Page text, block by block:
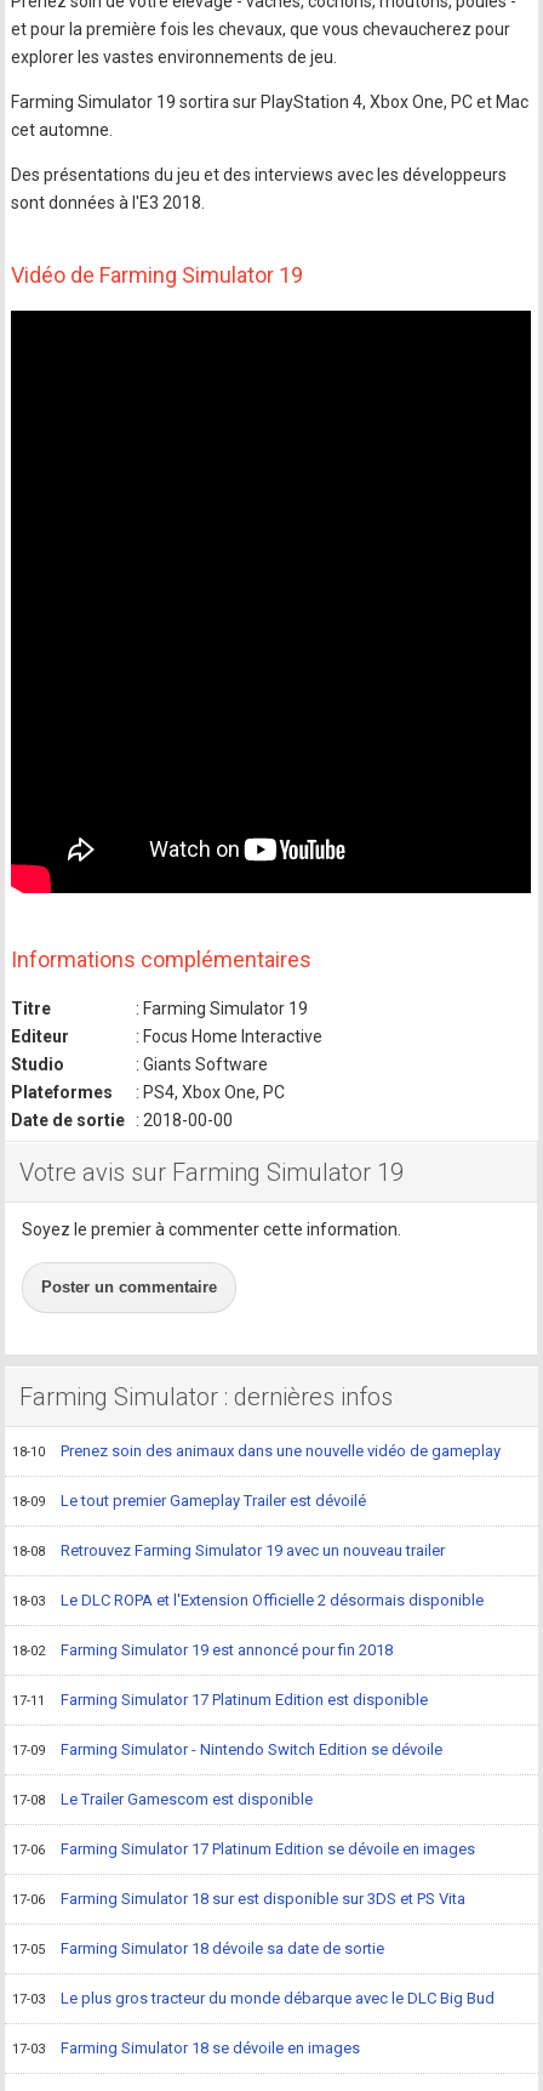
et pour la première fois les chevaux, que vous chevaucherez pour
explorer les vastes environnements de jeu.
Farming Simulator 19 sortira sur PlayStation 4, Xbox One, PC et Mac
cet automne.
Des présentations du jeu et des interviews avec les développeurs
sont données à l'E3 2018.
Vidéo de Farming Simulator 19
Informations complémentaires
Titre
: Farming Simulator 19
Editeur
: Focus Home Interactive
Studio
: Giants Software
Plateformes
: PS4, Xbox One, PC
Date de sortie
: 2018-00-00
Votre avis sur Farming Simulator 19
Soyez le premier à commenter cette information.
Poster un commentaire
Farming Simulator : dernières infos
18-10 Prenez soin des animaux dans une nouvelle vidéo de gameplay
18-09 Le tout premier Gameplay Trailer est dévoilé
18-08 Retrouvez Farming Simulator 19 avec un nouveau trailer
18-03 Le DLC ROPA et l'Extension Officielle 2 désormais disponible
18-02 Farming Simulator 19 est annoncé pour fin 2018
17-11 Farming Simulator 17 Platinum Edition est disponible
17-09 Farming Simulator - Nintendo Switch Edition se dévoile
17-08 Le Trailer Gamescom est disponible
17-06 Farming Simulator 17 Platinum Edition se dévoile en images
17-06 Farming Simulator 18 sur est disponible sur 3DS et PS Vita
17-05 Farming Simulator 18 dévoile sa date de sortie
17-03 Le plus gros tracteur du monde débarque avec le DLC Big Bud
17-03 Farming Simulator 18 se dévoile en images